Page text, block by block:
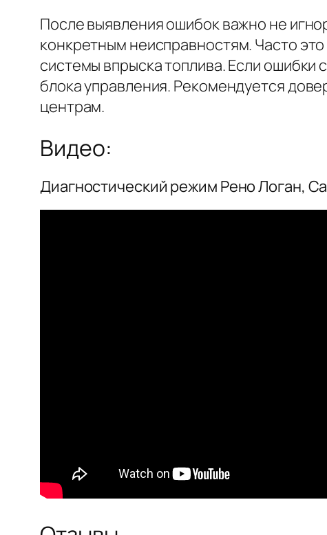
После выявления ошибок важно не
конкретным неисправностям. Часто
системы впрыска топлива. Если
блока управления. Рекомендуется
центрам.
Видео:
Диагностический режим Рено Логан,